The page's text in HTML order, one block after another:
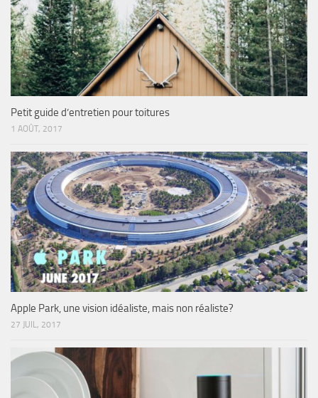
Petit guide d’entretien pour toitures
1 AOÛT, 2017
Apple Park, une vision idéaliste, mais non réaliste?
27 JUIL, 2017